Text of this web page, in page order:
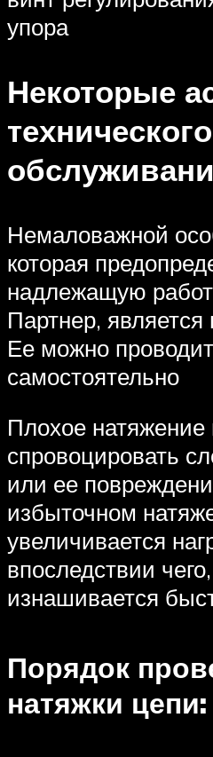
упора
Некоторые
технического
Немаловажной
которая
надлежащую
Партнер,
Ее можно
самостоятельно
Плохое
спровоцировать
или ее
избыточном
увеличивается
впоследствии
изнашивается
Порядок
натяжки цепи: